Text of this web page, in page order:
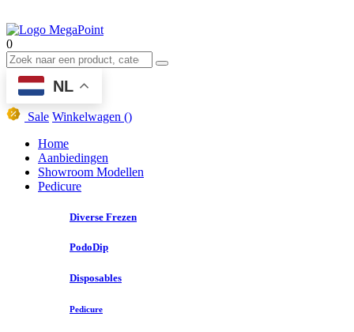
0
NL
Sale Winkelwagen ()
Home
Aanbiedingen
Showroom Modellen
Pedicure
Diverse Frezen
PodoDip
Disposables
Pedicure